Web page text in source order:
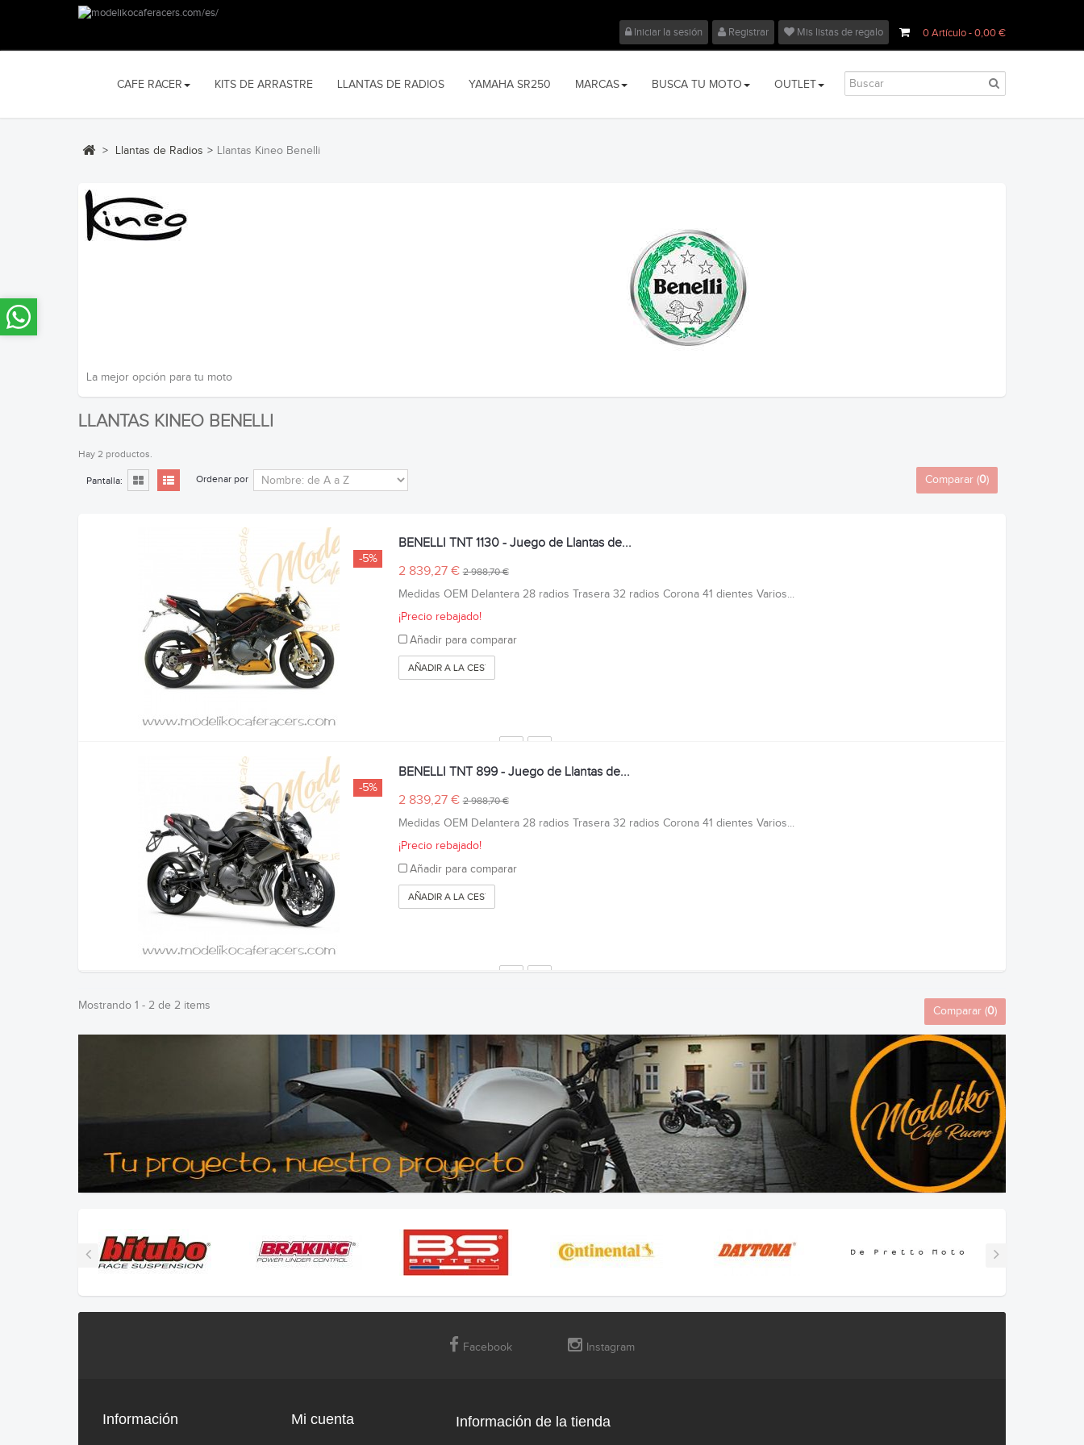
0Artículo- 0,00 €
Iniciar la sesión Registrar Mis listas de regalo
CAFE RACER KITS DE ARRASTRE LLANTAS DE RADIOS YAMAHA SR250 MARCAS BUSCA TU MOTO OUTLET
> Llantas de Radios > Llantas Kineo Benelli
La mejor opción para tu moto
LLANTAS KINEO BENELLI
Hay 2 productos.
Pantalla: Ordenar por Comparar (0)
-5%
BENELLI TNT 1130 - Juego de Llantas de...
2 839,27 €2 988,70 €
Medidas OEM Delantera 28 radios Trasera 32 radios Corona 41 dientes Varios...
¡Precio rebajado!
Añadir para comparar
AÑADIR A LA CESTA
-5%
BENELLI TNT 899 - Juego de Llantas de...
2 839,27 €2 988,70 €
Medidas OEM Delantera 28 radios Trasera 32 radios Corona 41 dientes Varios...
¡Precio rebajado!
Añadir para comparar
AÑADIR A LA CESTA
Comparar (0)
Mostrando 1 - 2 de 2 items
Facebook Instagram
Información Mi cuenta Información de la tienda